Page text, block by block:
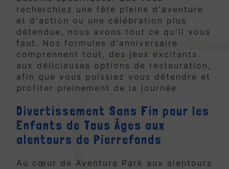
recherchiez une fête pleine d'aventure
et d'action ou une célébration plus
détendue, nous avons tout ce qu'il vous
faut. Nos formules d'anniversaire
comprennent tout, des jeux excitants
aux délicieuses options de restauration,
afin que vous puissiez vous détendre et
profiter pleinement de la journée.
Divertissement Sans Fin pour les
Enfants de Tous Âges aux
alentours de Pierrefonds
Au cœur de Aventura Park aux alentours